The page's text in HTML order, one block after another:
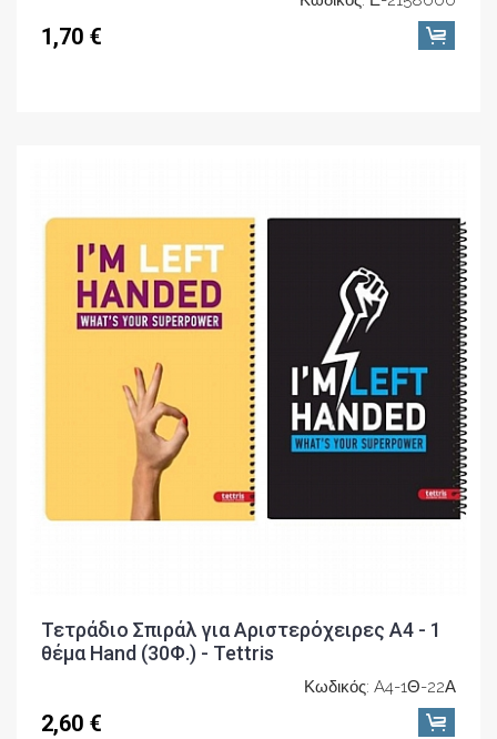
1,70 €
Τετράδιο Σπιράλ για Αριστερόχειρες A4 - 1
θέμα Hand (30Φ.) - Tettris
Κωδικός: A4-1Θ-22Α
2,60 €